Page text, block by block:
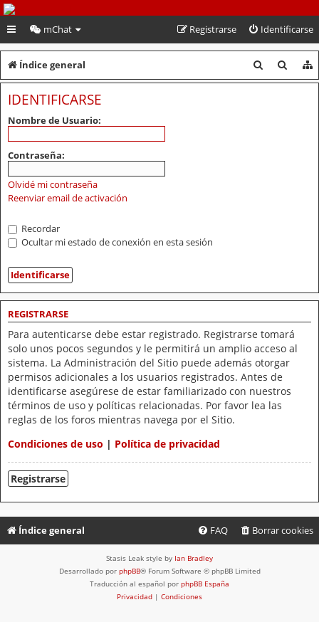
PeruVoley.com
mChat Identificarse
Registrarse
Índice general
u
u
IDENTIFICARSE
Nombre de Usuario:
Contraseña:
Olvidé mi contraseña
Reenviar email de activación
Recordar
Ocultar mi estado de conexión en esta sesión
REGISTRARSE
Para autenticarse debe estar registrado. Registrarse tomará
solo unos pocos segundos y le permitirá un amplio acceso al
sistema. La Administración del Sitio puede además otorgar
permisos adicionales a los usuarios registrados. Antes de
identificarse asegúrese de estar familiarizado con nuestros
términos de uso y políticas relacionadas. Por favor lea las
reglas de los foros mientras navega por el Sitio.
Condiciones de uso | Política de privacidad
Registrarse
Índice general Borrar cookies
FAQ
Stasis Leak style by Ian Bradley
Desarrollado por phpBB® Forum Software © phpBB Limited
Traducción al español por phpBB España
Privacidad | Condiciones